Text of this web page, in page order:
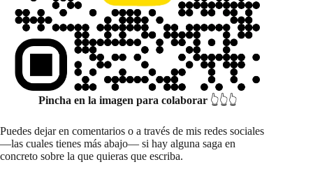
Pincha en la imagen para colaborar👆👆👆
Puedes dejar en comentarios o a través de mis redes sociales
—las cuales tienes más abajo— si hay alguna saga en
concreto sobre la que quieras que escriba.